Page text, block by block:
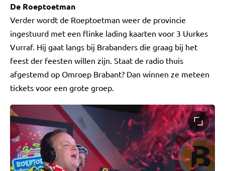
De Roeptoetman
Verder wordt de Roeptoetman weer de provincie
ingestuurd met een flinke lading kaarten voor 3 Uurkes
Vurraf. Hij gaat langs bij Brabanders die graag bij het
feest der feesten willen zijn. Staat de radio thuis
afgestemd op Omroep Brabant? Dan winnen ze meteen
tickets voor een grote groep.